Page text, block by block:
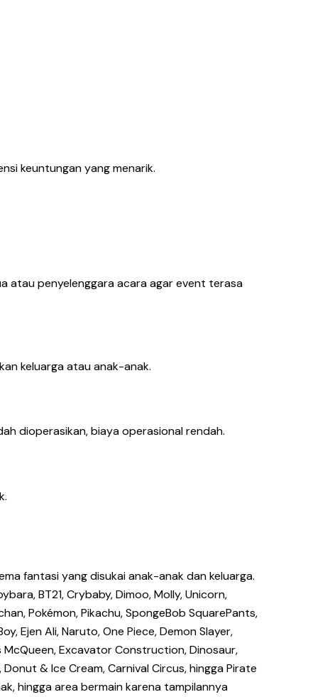
keuntungan yang menarik.
atau penyelenggara acara agar event terasa
keluarga atau anak-anak.
dioperasikan, biaya operasional rendah.
fantasi yang disukai anak-anak dan keluarga.
BT21, Crybaby, Dimoo, Molly, Unicorn,
Pokémon, Pikachu, SpongeBob SquarePants,
Ejen Ali, Naruto, One Piece, Demon Slayer,
McQueen, Excavator Construction, Dinosaur,
& Ice Cream, Carnival Circus, hingga Pirate
hingga area bermain karena tampilannya